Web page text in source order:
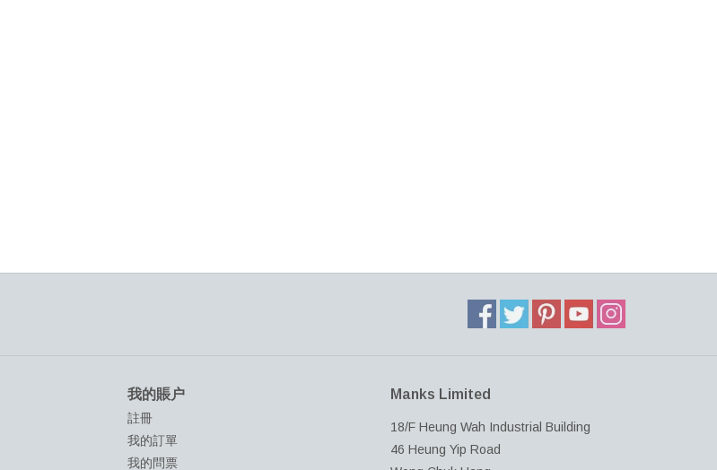
我的賬户
註冊
我的訂單
我的問票
Manks Limited
18/F Heung Wah Industrial Building
46 Heung Yip Road